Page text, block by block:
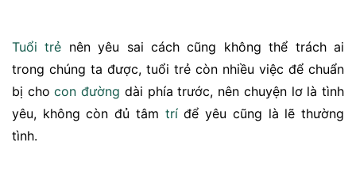
Tuổi trẻ nên yêu sai cách cũng không thể trách ai
trong chúng ta được, tuổi trẻ còn nhiều việc để chuẩn
bị chocon đường dài phía trước, nên chuyện lơ là tình
yêu, không còn đủ tâm tríđể yêu cũng là lẽ thường
tình.